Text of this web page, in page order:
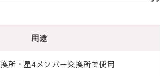
用途
所・星4メンバー交換所で使用